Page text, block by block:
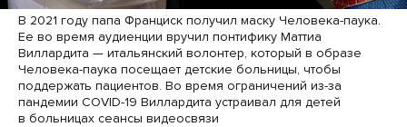
В 2021 году папа Франциск получил маску Человека-паука.
Ее во время аудиенции вручил понтифику Маттиа
Виллардита — итальянский волонтер, который в образе
Человека-паука посещает детские больницы, чтобы
поддержать пациентов. Во время ограничений из-за
пандемии COVID-19 Виллардита устраивал для детей
в больницах сеансы видеосвязи